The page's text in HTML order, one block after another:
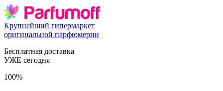
Крупнейший гипермаркет
оригинальной парфюмерии
Бесплатная доставка
УЖЕ сегодня
100%